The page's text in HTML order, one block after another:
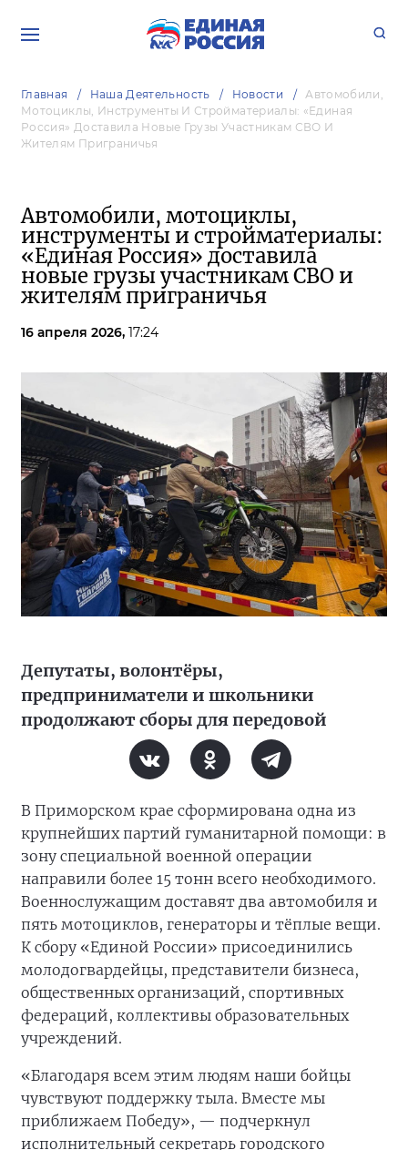
Главная Наша Деятельность Новости
Автомобили,
Мотоциклы, Инструменты И Стройматериалы: «Единая
Россия» Доставила Новые Грузы Участникам СВО И
Жителям Приграничья
Автомобили, мотоциклы,
инструменты и стройматериалы:
«Единая Россия» доставила
новые грузы участникам СВО и
жителям приграничья
16 апреля 2026, 17:24
Депутаты, волонтёры,
предприниматели и школьники
продолжают сборы для передовой
В Приморском крае сформирована одна из
крупнейших партий гуманитарной помощи: в
зону специальной военной операции
направили более 15 тонн всего необходимого.
Военнослужащим доставят два автомобиля и
пять мотоциклов, генераторы и тёплые вещи.
К сбору «Единой России» присоединились
молодогвардейцы, представители бизнеса,
общественных организаций, спортивных
федераций, коллективы образовательных
учреждений.
«Благодаря всем этим людям наши бойцы
чувствуют поддержку тыла. Вместе мы
приближаем Победу», — подчеркнул
исполнительный секретарь городского